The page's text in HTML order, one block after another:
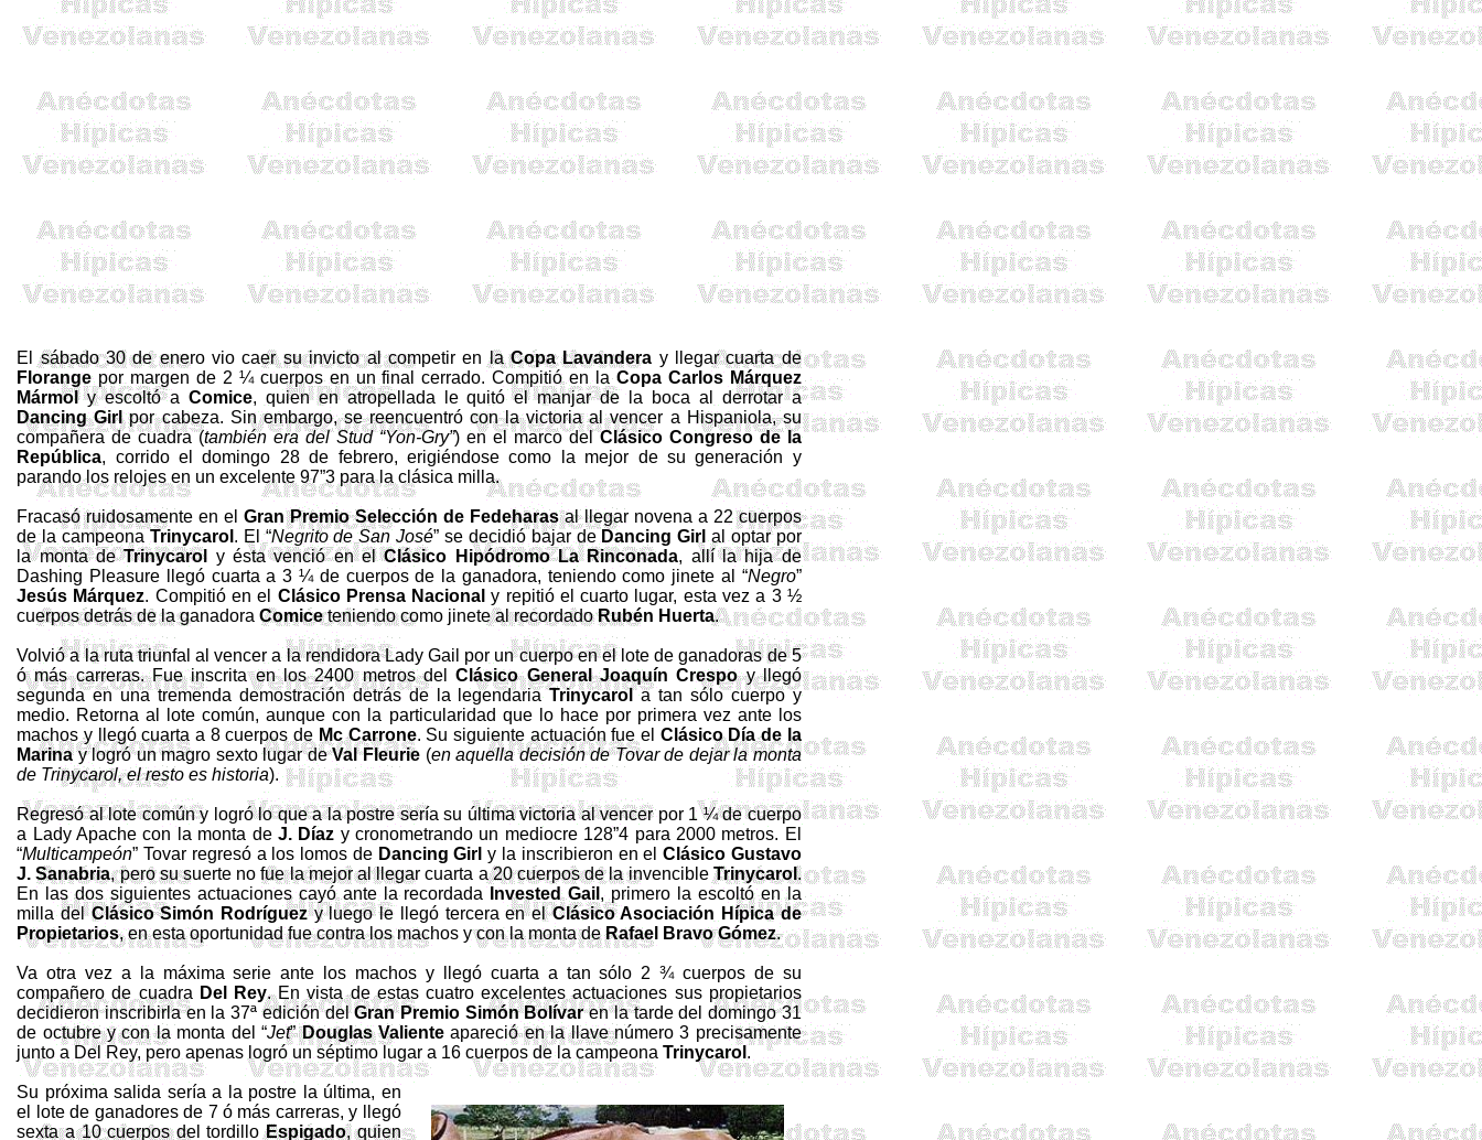
Elsábado 30 de enerovio caer su invicto al competir enlaCopa Lavandera y llegar cuarta de
Florangepor margen de 2 ¼ cuerpos en un final cerrado. Compitió enlaCopa CarlosMárquez
Mármoly escoltó a Comice, quien en atropellada le quitó el manjar de la boca al derrotar a
Dancing Girl por cabeza. Sin embargo, se reencuentró con la victoria al vencer a Hispaniola, su
compañera de cuadra (también era delStud“Yon-Gry”) en el marco delClásico Congreso dela
República, corrido el domingo 28 de febrero, erigiéndose como la mejor de su generación y
parando los relojes en un excelente 97”3 para la clásica milla.
Fracasó ruidosamente en elGran Premio Selección de Fedeharasal llegar novena a 22 cuerpos
de la campeona Trinycarol . El “Negrito de San José” se decidió bajar de Dancing Girl al optar por
la monta deTrinycarol y ésta venció en elClásico HipódromoLa Rinconada, allí la hija de
Dashing Pleasurellegó cuarta a 3 ¼ de cuerpos de la ganadora, teniendo como jinete al “Negro”
Jesús Márquez. Compitió en el Clásico Prensa Nacionaly repitió el cuarto lugar, esta vez a 3 ½
cuerpos detrás de la ganadoraComice teniendo como jinete al recordadoRubén Huerta.
Volvió a la ruta triunfal al vencer a la rendidora LadyGail por un cuerpo en el lote de ganadoras de 5
ó más carreras. Fue inscrita en los2400 metrosdelClásico General Joaquín Crespoy llegó
segunda en una tremenda demostración detrás de la legendariaTrinycarol a tan sólo cuerpo y
medio. Retorna al lote común, aunque con la particularidad que lo hace por primera vez ante los
machos y llegó cuarta a 8 cuerpos de Mc Carrone. Su siguiente actuación fue el Clásico Día de la
Marinay logró un magro sexto lugar deVal Fleurie (en aquella decisión de Tovar de dejar la monta
de Trinycarol, el resto es historia).
Regresó al lote común y logró lo que a la postre sería su última victoria al vencer por 1 ¼ de cuerpo
a Lady Apache con la monta de J. Díaz y cronometrando un mediocre 128”4 para 2000 metros. El
“Multicampeón” Tovar regresó a los lomos de Dancing Girl y la inscribieron en elClásico Gustavo
J. Sanabria, pero su suerte no fue la mejor al llegar cuarta a 20 cuerpos de la invencible Trinycarol.
En las dos siguientes actuaciones cayó ante la recordada Invested Gail , primero la escoltó en la
milla delClásico Simón Rodríguezy luego le llegó tercera en elClásico Asociación Hípica de
Propietarios, en esta oportunidad fue contra los machos y con la monta deRafael Bravo Gómez.
Va otra vez a la máxima serie ante los machos y llegó cuarta a tan sólo 2 ¾ cuerpos de su
compañero de cuadra Del Rey. En vista de estas cuatro excelentes actuaciones sus propietarios
decidieron inscribirla en la 37ª edición delGran Premio Simón Bolívaren la tarde del domingo 31
de octubre y con la monta del “Jet”DouglasValienteapareció en la llave número 3 precisamente
junto a Del Rey, pero apenas logró un séptimo lugar a 16 cuerpos de la campeonaTrinycarol .
Su próxima salida sería a la postre la última, en
el lote de ganadores de 7 ó más carreras, y llegó
sexta a 10 cuerpos del tordilloEspigado, quien